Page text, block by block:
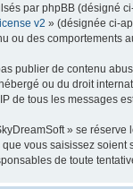
par phpBB (désigné
v2 » (désignée ci-
ou des comportements
publier de contenu
ou du droit
de tous les messages
» se
vous saisissez
de toute